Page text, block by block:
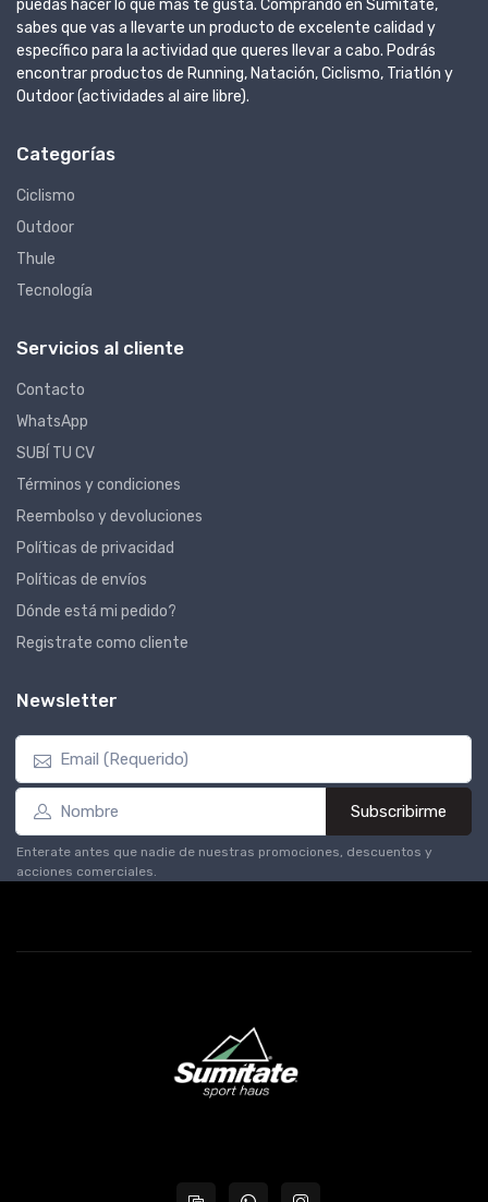
puedas hacer lo que más te gusta. Comprando en Sumitate,
sabes que vas a llevarte un producto de excelente calidad y
específico para la actividad que queres llevar a cabo. Podrás
encontrar productos de Running, Natación, Ciclismo, Triatlón y
Outdoor (actividades al aire libre).
Categorías
Ciclismo
Outdoor
Thule
Tecnología
Servicios al cliente
Contacto
WhatsApp
SUBÍ TU CV
Términos y condiciones
Reembolso y devoluciones
Políticas de privacidad
Políticas de envíos
Dónde está mi pedido?
Registrate como cliente
Newsletter
Subscribirme
Enterate antes que nadie de nuestras promociones, descuentos y
acciones comerciales.